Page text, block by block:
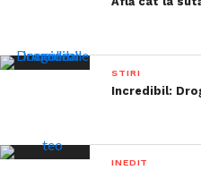
STIRI
Incredibil:
INEDIT